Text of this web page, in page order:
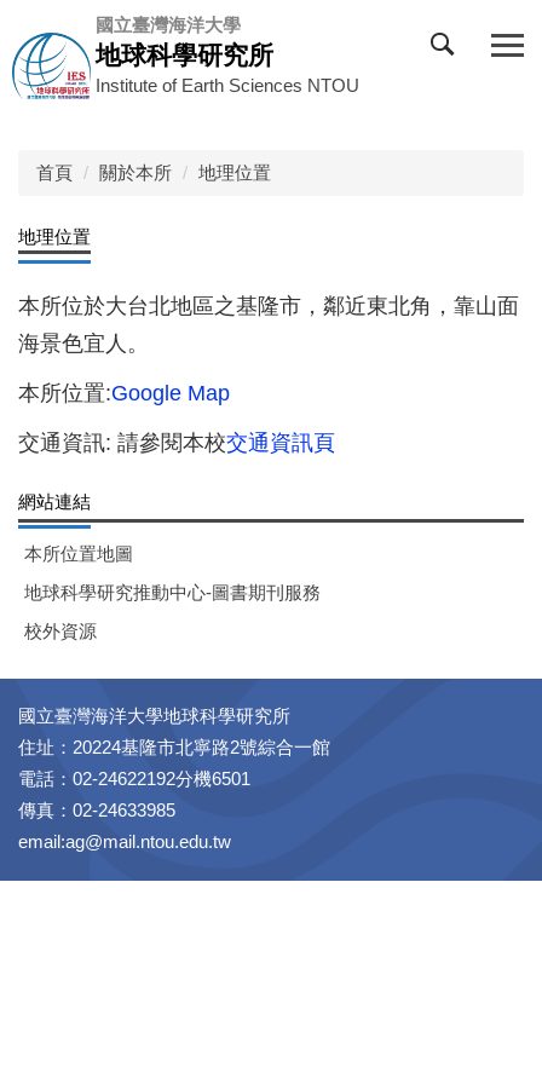
到
主
要
國立臺灣海洋大學
地球科學研究所
Institute of Earth Sciences NTOU
首頁 關於本所 地理位置
地理位置
本所位於大台北地區之基隆市，鄰近東北角，靠山面
海景色宜人。
本所位置:Google Map
交通資訊: 請參閱本校交通資訊頁
網站連結
本所位置地圖
地球科學研究推動中心-圖書期刊服務
校外資源
國立臺灣海洋大學地球科學研究所
住址：20224基隆市北寧路2號綜合一館
電話：02-24622192分機6501
傳真：02-24633985
email:ag@mail.ntou.edu.tw